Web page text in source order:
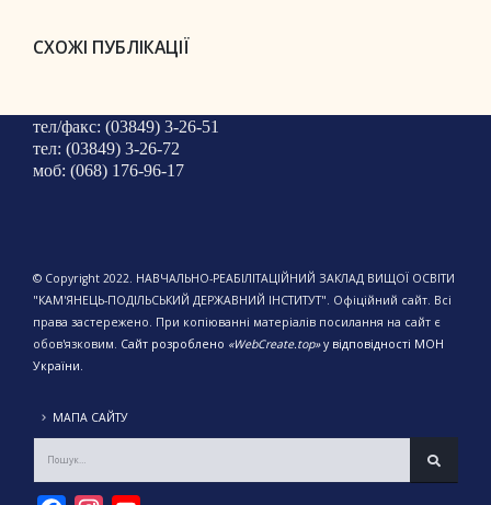
СХОЖІ ПУБЛІКАЦІЇ
тел/факс: (03849) 3-26-51
тел: (03849) 3-26-72
моб: (068) 176-96-17
© Copyright 2022. НАВЧАЛЬНО-РЕАБІЛІТАЦІЙНИЙ ЗАКЛАД ВИЩОЇ ОСВІТИ
"КАМ'ЯНЕЦЬ-ПОДІЛЬСЬКИЙ ДЕРЖАВНИЙ ІНСТИТУТ". Офіційний сайт. Всі
права застережено. При копіюванні матеріалів посилання на сайт є
обов'язковим. Сайт розроблено «WebCreate.top»у відповідності МОН
України.
МАПА САЙТУ